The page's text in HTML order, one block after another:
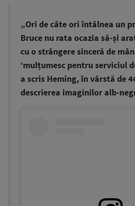
„Ori de câte ori întâlnea un
Bruce nu rata ocazia să-și
cu o strângere sinceră de
‘mulțumesc pentru serviciul
a scris Heming, în vârstă de
descrierea imaginilor alb-